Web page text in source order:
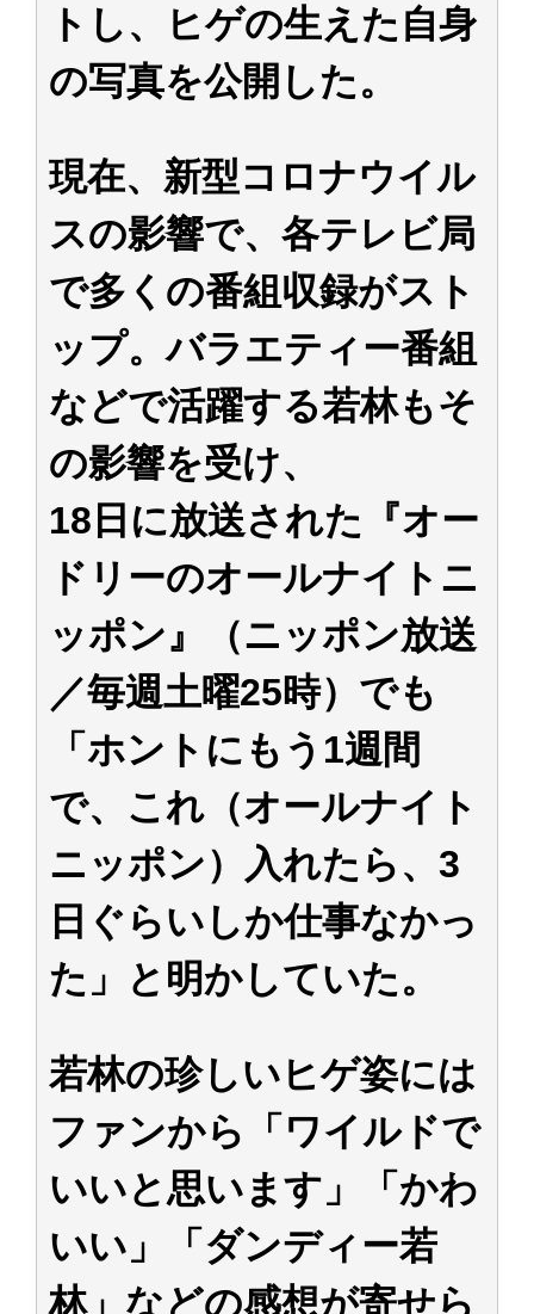
wwwwwwwwwwww
日向坂46まとめのまとめ / 筒井あやめ、アレをチラリ。こういう偶然の方
が官能的だよな？
日向坂46まとめのまとめ / 【日向坂46】富田鈴花1st写真集の先行カット、
これも素晴らしい
日向坂46まとめのまとめ / これから彼氏と行為する直前の賀喜遥香、やば
アイドル – ぷぅアンテナ / 「乃木坂46ののぎおび⊿」北野日奈子が生配
信！【2022.3.22 17:15〜 SHOWROOM】
アイドル – ぷぅアンテナ / 【乃木坂46】井上和の『なぎおはぎ』って こん
ぺいとう×いちごみるく×マヨラー星人 と同じと考えてよろしいですか？
アイドル – ぷぅアンテナ / 【乃木坂46】日村勇紀 gif職人が切り抜いた名シ
ーン.gif
ふぇどみ！ / 【画像】スポ－ツキャスターお姉さん・ハメまくりだったｗｗ
ｗｗｗｗｗｗｗｗｗｗ
ふぇどみ！ / 【悲報】母「裕福な過程が高学歴になるとか大嘘。教育に金を
かけまくったうちの息子が団地住みの貧乏に学歴で負けた」
Powered by livedoor 相互RSS
トし、ヒゲの生えた自身
の写真を公開した。
現在、新型コロナウイル
スの影響で、各テレビ局
で多くの番組収録がスト
ップ。バラエティー番組
などで活躍する若林もそ
の影響を受け、
18日に放送された『オー
ドリーのオールナイトニ
ッポン』（ニッポン放送
／毎週土曜25時）でも
「ホントにもう1週間
で、これ（オールナイト
ニッポン）入れたら、3
日ぐらいしか仕事なかっ
た」と明かしていた。
若林の珍しいヒゲ姿には
ファンから「ワイルドで
いいと思います」「かわ
いい」「ダンディー若
林」などの感想が寄せら